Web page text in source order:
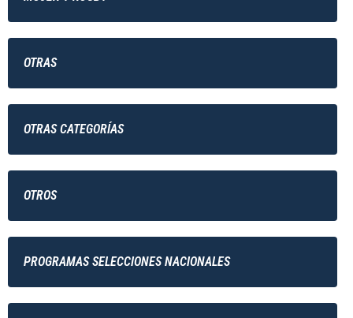
OTRAS
OTRAS CATEGORÍAS
OTROS
PROGRAMAS SELECCIONES NACIONALES